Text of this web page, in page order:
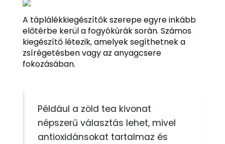
A táplálékkiegészítők szerepe egyre inkább
előtérbe kerül a fogyókúrák során. Számos
kiegészítő létezik, amelyek segíthetnek a
zsírégetésben vagy az anyagcsere
fokozásában.
Például a zöld tea kivonat
népszerű választás lehet, mivel
antioxidánsokat tartalmaz és